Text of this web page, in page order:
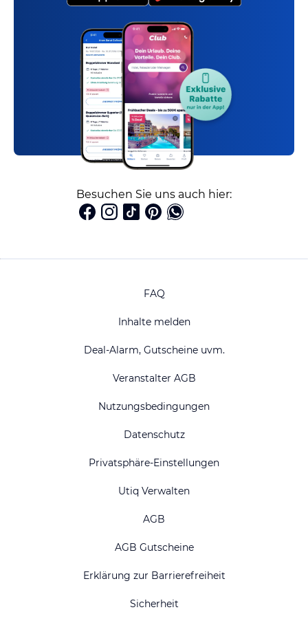
Besuchen Sie uns auch hier:
FAQ
Inhalte melden
Deal-Alarm, Gutscheine uvm.
Veranstalter AGB
Nutzungsbedingungen
Datenschutz
Privatsphäre-Einstellungen
Utiq Verwalten
AGB
AGB Gutscheine
Erklärung zur Barrierefreiheit
Sicherheit